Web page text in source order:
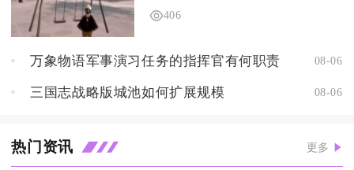
406
万象物语军事演习任务的指挥官有何职责 08-06
三国志战略版城池如何扩展规模 08-06
热门资讯 更多